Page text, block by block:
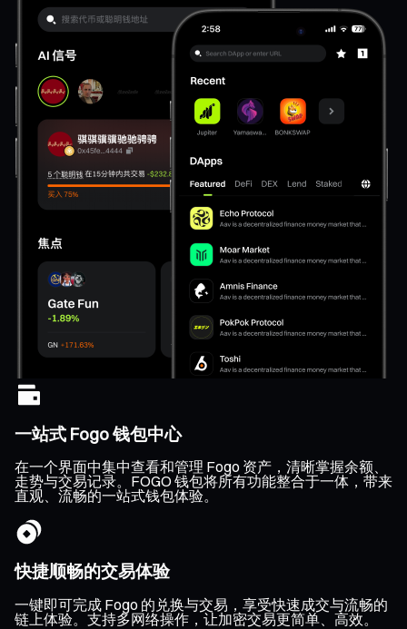
一站式 Fogo 钱包中心
在一个界面中集中查看和管理 Fogo 资产，清晰掌握余额、
走势与交易记录。FOGO 钱包将所有功能整合于一体，带来
直观、流畅的一站式钱包体验。
快捷顺畅的交易体验
一键即可完成 Fogo 的兑换与交易，享受快速成交与流畅的
链上体验。支持多网络操作，让加密交易更简单、高效。